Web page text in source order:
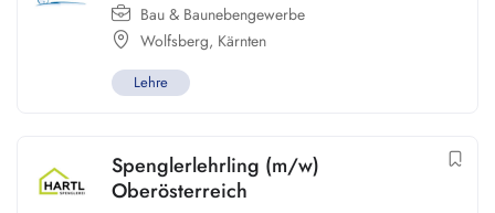
Bau & Baunebengewerbe
Wolfsberg, Kärnten
Lehre
Spenglerlehrling (m/w)
Oberösterreich